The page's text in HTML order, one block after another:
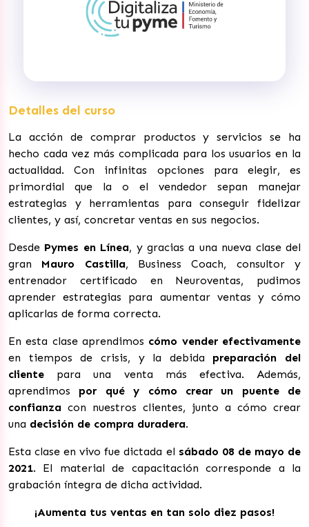
Detalles del curso
La acción de comprar productos y servicios se ha
hecho cada vez más complicada para los usuarios en la
actualidad. Con infinitas opciones para elegir, es
primordial que la o el vendedor sepan manejar
estrategias y herramientas para conseguir fidelizar
clientes, y así, concretar ventas en sus negocios.
Desde Pymes en Línea, y gracias a una nueva clase del
gran Mauro Castilla, Business Coach, consultor y
entrenador certificado en Neuroventas, pudimos
aprender estrategias para aumentar ventas y cómo
aplicarlas de forma correcta.
En esta clase aprendimos cómo vender efectivamente
en tiempos de crisis, y la debida preparación del
cliente para una venta más efectiva. Además,
aprendimos por qué y cómo crear un puente de
confianza con nuestros clientes, junto a cómo crear
una decisión de compra duradera.
Esta clase en vivo fue dictada el sábado 08 de mayo de
2021. El material de capacitación corresponde a la
grabación íntegra de dicha actividad.
¡Aumenta tus ventas en tan solo diez pasos!